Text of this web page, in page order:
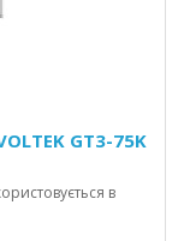
GT3-75K
в